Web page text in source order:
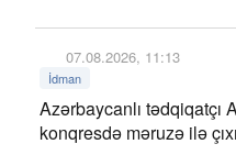
07.08.2026, 11:13
İdman
Azərbaycanlı tədqiqatçı
konqresdə məruzə ilə